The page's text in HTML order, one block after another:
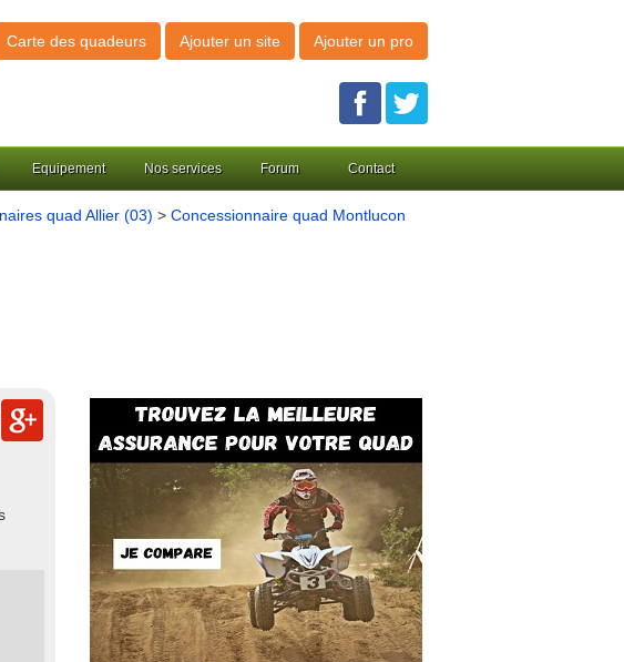
Carte des quadeurs Ajouter un site Ajouter un pro
Equipement Nos services Forum Contact
quad Allier (03) > Concessionnaire quad Montlucon